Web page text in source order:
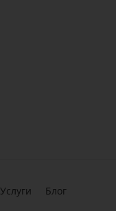
Услуги Блог